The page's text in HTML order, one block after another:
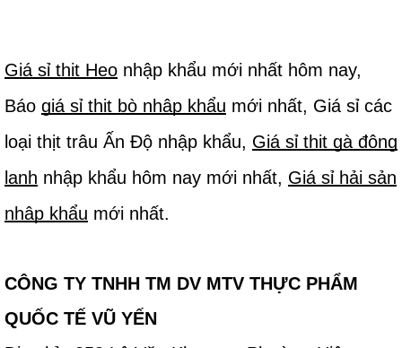
Giá sỉ thịt Heo nhập khẩu mới nhất hôm nay,
Báo giá sỉ thịt bò nhập khẩu mới nhất, Giá sỉ các
loại thịt trâu Ấn Độ nhập khẩu, Giá sỉ thịt gà đông
lạnh nhập khẩu hôm nay mới nhất, Giá sỉ hải sản
nhập khẩu mới nhất.
CÔNG TY TNHH TM DV MTV THỰC PHẨM
QUỐC TẾ VŨ YẾN